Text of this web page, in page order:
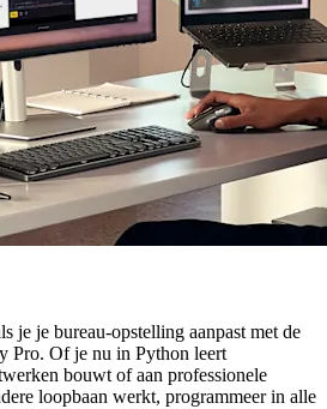
je je bureau-opstelling aanpast met de
Pro. Of je nu in Python leert
bouwt of aan professionele
loopbaan werkt, programmeer in alle